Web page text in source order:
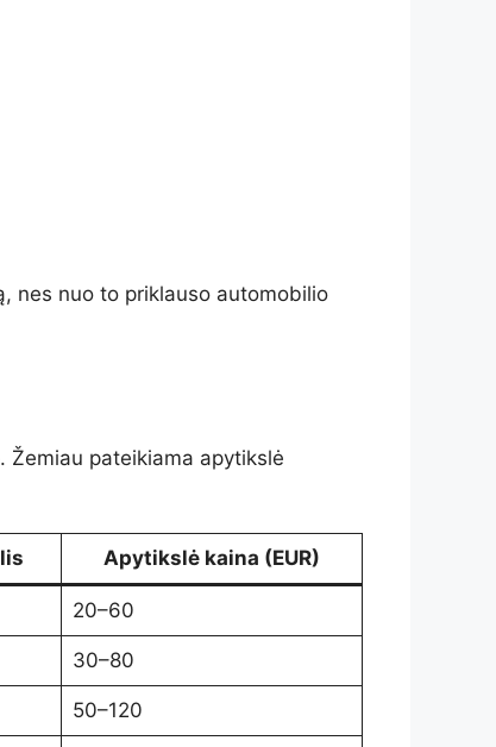
nes nuo to priklauso automobilio
Žemiau pateikiama apytikslė
Apytikslė kaina (EUR)
20–60
30–80
50–120